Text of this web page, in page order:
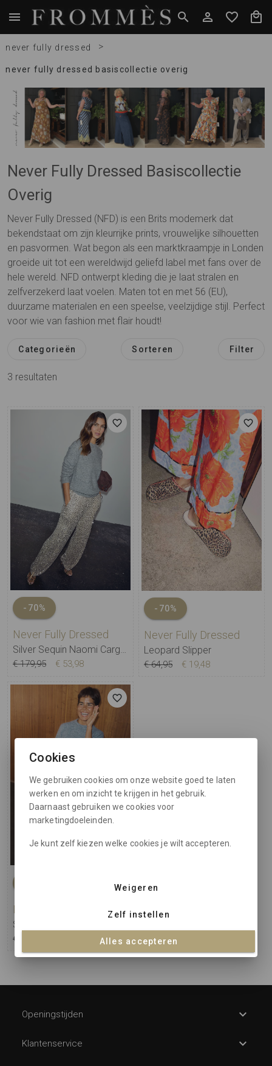
never fully dressed >
never fully dressed basiscollectie overig
Never Fully Dressed Basiscollectie
Overig
Never Fully Dressed (NFD) is een Brits modemerk dat
bekendstaat om zijn kleurrijke prints, vrouwelijke silhouetten
en pasvormen. Wat begon als een marktkraampje in Londen
groeide uit tot een wereldwijd geliefd label met fans over de
hele wereld. NFD ontwerpt kleding die je laat stralen en
zelfverzekerd laat voelen. Maten tot en met 56 (EU),
duurzame materialen en een speelse, veelzijdige stijl. Perfect
voor wie van fashion met flair houdt!
Categorieën Sorteren Filter
3 resultaten
-70%
Never Fully Dressed
Silver Sequin Naomi Cargo Trousers
€ 179,95 € 53,98
-70%
Never Fully Dressed
Leopard Slipper
€ 64,95 € 19,48
Never Fully Dressed
€ 184,95
Openingstijden
Klantenservice
Cookies
We gebruiken cookies om onze website goed te laten
werken en om inzicht te krijgen in het gebruik.
Daarnaast gebruiken we cookies voor
marketingdoeleinden.
Je kunt zelf kiezen welke cookies je wilt accepteren.
Weigeren
Zelf instellen
Alles accepteren